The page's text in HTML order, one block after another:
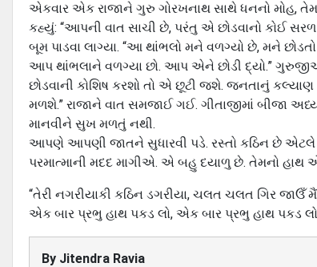
એકવાર એક રાજાને ગુરુ ગોરખનાથ સાથે ધનનો મોહ,
કહ્યું: “આપની વાત સાચી છે, પરંતુ એ છોડવાનો કોઈ
બૂમ પાડવા લાગ્યા. “આ થાંભલો મને વળગ્યો છે, મને
આપ થાંભલાને વળગ્યા છો. આપ એને છોડી દ્યો.”
છોડવાની કોશિષ કરશો તો એ છૂટી જશે. જનતાનું
મળશે.” રાજાને વાત સમજાઈ ગઈ. ગીતાજીમાં બીજા
માનવીને સુખ મળતું નથી.
આપણે આપણી જાતને સુધારવી પડે. રસ્તો કઠિન છે એટલે
પરમાત્માની મદદ માગીએ. એ બહુ દયાળુ છે. તેમનો હાથ
“તેરી નગરીયાકી કઠિન ડગરીયા, ચલત ચલત ગિર જાઉઁ
એક બાર પ્રભુ હાથ પકડ લો, એક બાર પ્રભુ હાથ પકડ
By Jitendra Ravia